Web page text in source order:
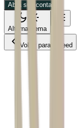
Abra sua conta
Alternar tema
Voltar para o Feed